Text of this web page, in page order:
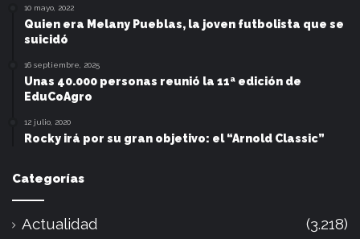
10 mayo, 2022
Quien era Melany Pueblas, la joven futbolista que se
suicidó
16 septiembre, 2025
Unas 40.000 personas reunió la 11ª edición de
EduCoAgro
12 julio, 2020
Rocky irá por su gran objetivo: el “Arnold Classic”
Categorías
Actualidad
(3.218)